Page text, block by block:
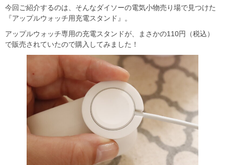
今回ご紹介するのは、そんなダイソーの電気小物売り場で見つけた
『アップルウォッチ用充電スタンド』。
アップルウォッチ専用の充電スタンドが、まさかの110円（税込）
で販売されていたので購入してみました！